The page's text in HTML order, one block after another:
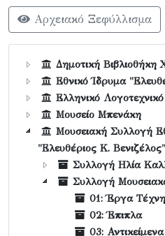
Αρχειακό Ξεφύλλισμα
Δημοτική Βιβλιοθήκη
Εθνικό Ίδρυμα
Ελληνικό
Μουσείο Μπενάκη
Μουσειακή Συλλογή
"Ελευθέριος Κ. Βενιζέλος"
Συλλογή Ηλία
Συλλογή
01: Έργα
02: Έπιπλα
03: Αντικείμενα